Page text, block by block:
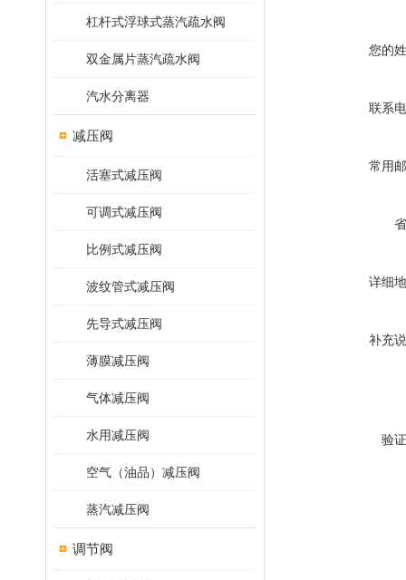
杠杆式浮球式蒸汽疏水阀
双金属片蒸汽疏水阀
汽水分离器
减压阀
活塞式减压阀
可调式减压阀
比例式减压阀
波纹管式减压阀
先导式减压阀
薄膜减压阀
气体减压阀
水用减压阀
空气（油品）减压阀
蒸汽减压阀
调节阀
您的
联系
常用
详细
补充
验